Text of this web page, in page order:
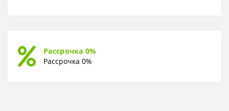
Рассрочка 0%
Рассрочка 0%